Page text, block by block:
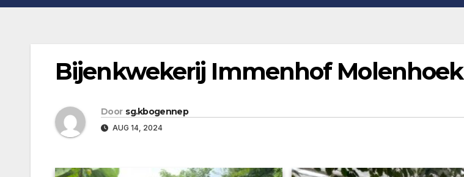
Bijenkwekerij Immenhof Molenhoek
Door sg.kbogennep
AUG 14, 2024